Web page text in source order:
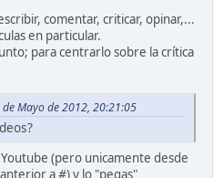
comentar, criticar, opinar,...
en particular.
para centrarlo sobre la crítica
Mayo de 2012, 20:21:05
(pero unicamente desde
a#) y lo "pegas"